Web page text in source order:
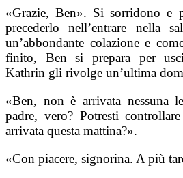
«Grazie, Ben». Si sorridono
precederlo nell’entrare nella
un’abbondante colazione e
finito, Ben si prepara per
Kathrin gli rivolge un’ultima
«Ben, non è arrivata nessuna
padre, vero? Potresti
arrivata questa mattina?».
«Con piacere, signorina. A più